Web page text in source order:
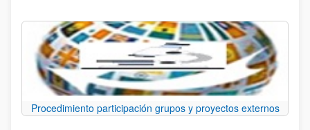
Procedimiento participación grupos y proyectos externos